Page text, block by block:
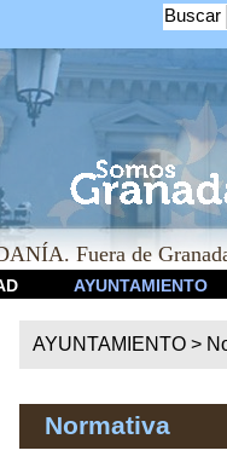
Buscar
Fuera de
AYUNTAMIENTO
AYUNTAMIENTO >
Normativa